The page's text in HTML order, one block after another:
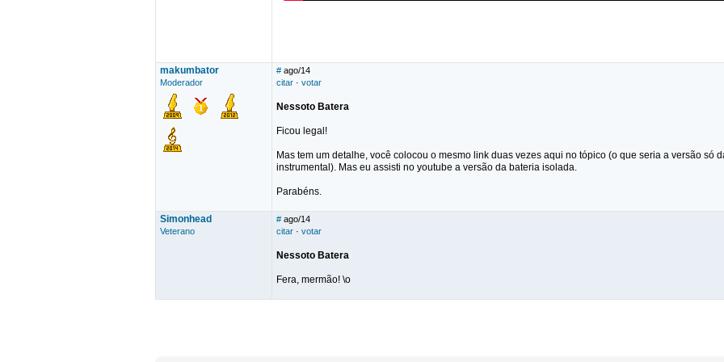
makumbator
Moderador
# ago/14
citar · votar
Nessoto Batera
Ficou legal!
Mas tem um detalhe, você colocou o mesmo link duas vezes aqui no tópico (o que seria a versão só
instrumental). Mas eu assisti no youtube a versão da bateria isolada.
Parabéns.
Simonhead
Veterano
# ago/14
citar · votar
Nessoto Batera
Fera, mermão! \o